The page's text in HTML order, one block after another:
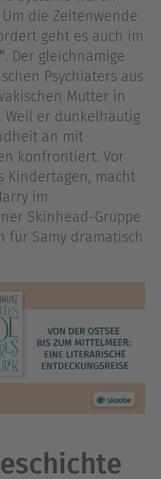
die Zeitenwende
geht es auch im
. Der gleichnamige
Psychiaters aus
Mutter in
Weil er dunkelhäutig
an mit
konfrontiert. Vor
Kindertagen, macht
im
Skinhead-Gruppe
für Samy dramatisch